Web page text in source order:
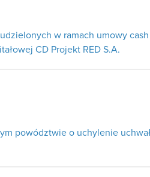
w ramach umowy
CD Projekt RED S.A.
powództwie o uchylenie